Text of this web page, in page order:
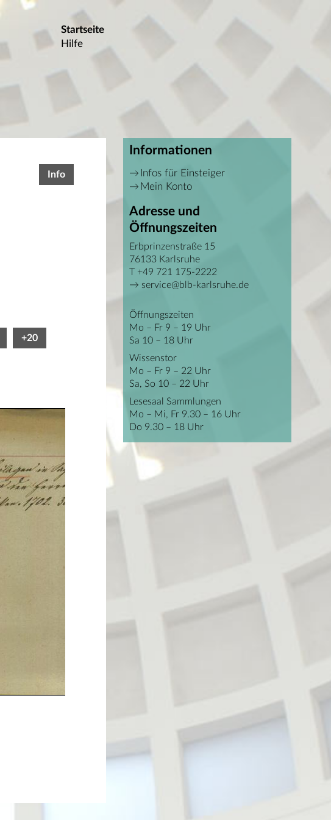
Startseite
Hilfe
Info
+20
Informationen
Infos für Einsteiger
Mein Konto
Adresse und
Öffnungszeiten
Erbprinzenstraße 15
76133 Karlsruhe
T +49 721 175-2222
service@blb-karlsruhe.de
Öffnungszeiten
Mo – Fr 9 – 19 Uhr
Sa 10 – 18 Uhr
Wissenstor
Mo – Fr 9 – 22 Uhr
Sa, So 10 – 22 Uhr
Lesesaal Sammlungen
Mo – Mi, Fr 9.30 – 16 Uhr
Do 9.30 – 18 Uhr